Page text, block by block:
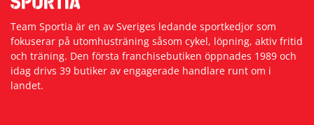
Team Sportia är en av Sveriges ledande sportkedjor som
fokuserar på utomhusträning såsom cykel, löpning, aktiv fritid
och träning. Den första franchisebutiken öppnades 1989 och
idag drivs 39 butiker av engagerade handlare runt om i
landet.